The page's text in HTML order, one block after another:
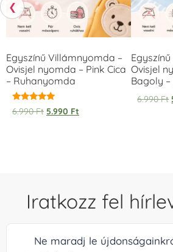
❮
Egyszínű Villámnyomda –
Ovisjel nyomda – Pink Cica
– Ruhanyomda
Értékelés:
5.00
6.990Ft 5.990 Ft
Ovisjel
Bagoly
6.990Ft
Iratkozz fel
Ne maradj le